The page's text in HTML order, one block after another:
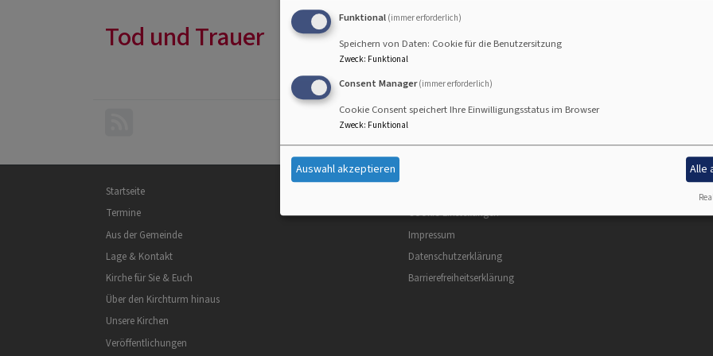
Tod und Trauer
Hauptnavigation
Startseite
Termine
Aus der Gemeinde
Lage & Kontakt
Kirche für Sie & Euch
Über den Kirchturm hinaus
Unsere Kirchen
Veröffentlichungen
Fußbereichsmenü
Cookie-Einstellungen
Impressum
Datenschutzerklärung
Barrierefreiheitserklärung
Funktional (immer erforderlich)
Speichern von Daten: Cookie für die Benutzersitzung
Zweck: Funktional
Consent Manager (immer erforderlich)
Cookie Consent speichert Ihre Einwilligungsstatus im Browser
Zweck: Funktional
Auswahl akzeptieren Alle